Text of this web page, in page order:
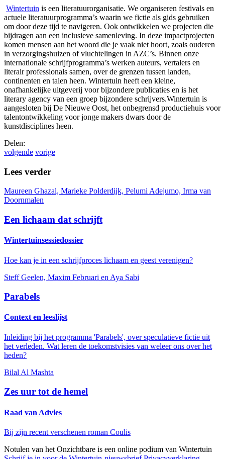
Wintertuin is een literatuurorganisatie. We organiseren festivals en
actuele literatuurprogramma’s waarin we fictie als gids gebruiken
om door deze tijd te navigeren. Ook ontwikkelen we projecten die
bijdragen aan een inclusieve samenleving. In deze impactprojecten
komen mensen aan het woord die je vaak niet hoort, zoals ouderen
in verzorgingshuizen of vluchtelingen in AZC’s. Binnen onze
internationale schrijfprogramma’s werken auteurs, vertalers en
literair professionals samen, over de grenzen tussen landen,
continenten en talen heen. Wintertuin heeft een kleine,
onafhankelijke uitgeverij voor bijzondere publicaties en is het
literary agency van een groep bijzondere schrijvers. ​ Wintertuin is
aangesloten bij De Nieuwe Oost, het onbegrensd productiehuis voor
talentontwikkeling voor jonge makers dwars door de
kunstdisciplines heen.
Delen:
volgende vorige
Lees verder
Maureen Ghazal, Marieke Polderdijk, Pelumi Adejumo, Irma van
Doornmalen
Een lichaam dat schrijft
Wintertuinsessiedossier
Hoe kan je in een schrijfproces lichaam en geest verenigen?
Steff Geelen, Maxim Februari en Aya Sabi
Parabels
Context en leeslijst
Inleiding bij het programma 'Parabels', over speculatieve fictie uit
het verleden. Wat leren de toekomstvisies van weleer ons over het
heden?
Bilal Al Mashta
Zes uur tot de hemel
Raad van Advies
Bij zijn recent verschenen roman Coulis
Notulen van het Onzichtbare is een online podium van Wintertuin